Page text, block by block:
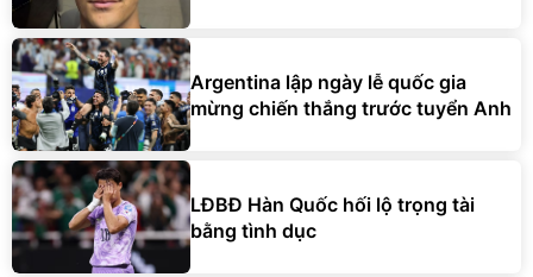
Argentina lập ngày lễ quốc gia
mừng chiến thắng trước tuyển Anh
LĐBĐ Hàn Quốc hối lộ trọng tài
bằng tình dục